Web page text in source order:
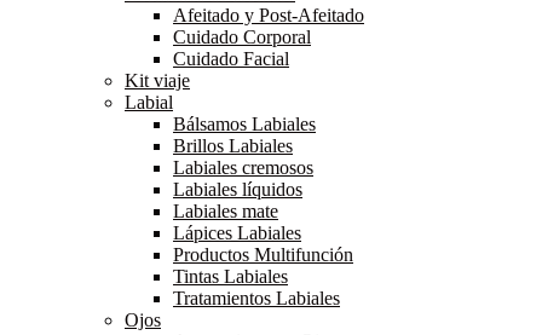
Afeitado y Post-Afeitado
Cuidado Corporal
Cuidado Facial
Kit viaje
Labial
Bálsamos Labiales
Brillos Labiales
Labiales cremosos
Labiales líquidos
Labiales mate
Lápices Labiales
Productos Multifunción
Tintas Labiales
Tratamientos Labiales
Ojos